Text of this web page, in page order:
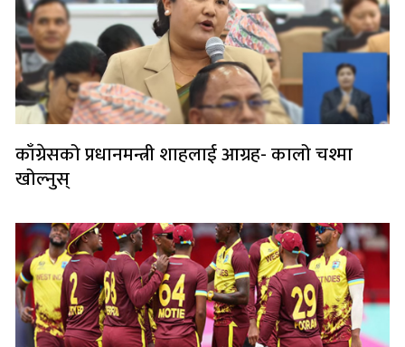
काँग्रेसको प्रधानमन्त्री शाहलाई आग्रह- कालो चश्मा
खोल्नुस्